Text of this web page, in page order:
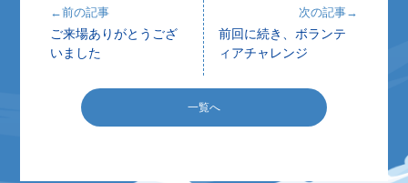
←前の記事
ご来場ありがとうござ
いました
次の記事→
前回に続き、ボランテ
ィアチャレンジ
一覧へ